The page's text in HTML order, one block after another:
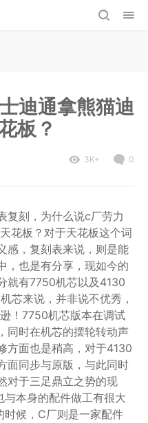
迪通拿熊猫迪
板？
3K+ 0
复刻，为什么说c厂劳力
花板？对于天花板这个词
感，复刻表来说，则是能
，也是有分享，现如今的
就有7750机芯以及4130
芯来说，并非说不优秀，
！7750机芯版本在调试
同时在机芯的摆轮转动声
方面也是稍高，对于4130
面同步与原版，与此同时
对于三足鼎立之势的现
本身的配件做工有很大
时候，C厂则是一家配件